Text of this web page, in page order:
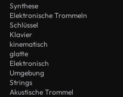
Synthese
Elektronische Trommeln
Schlüssel
Klavier
kinematisch
glatte
Elektronisch
Umgebung
Strings
Akustische Trommel